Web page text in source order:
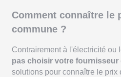
Comment connaître le
commune ?
Contrairement à l'électricité ou
pas choisir votre fournisseur
solutions pour connaître le prix